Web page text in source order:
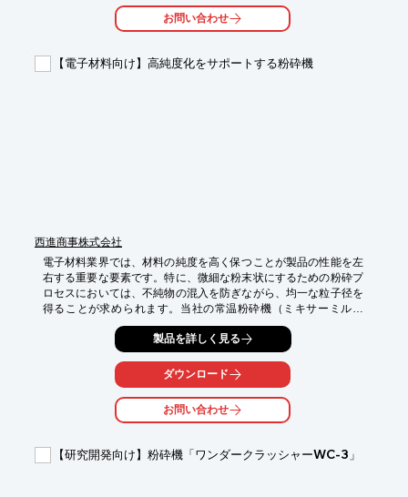
・微細繊維の品質評価
・研究開発におけるサンプル処理
・分解分級の困難な微粉体の篩過能力向上
お問い合わせ
【電子材料向け】高純度化をサポートする粉砕機
西進商事株式会社
電子材料業界では、材料の純度を高く保つことが製品の性能を左
右する重要な要素です。特に、微細な粉末状にするための粉砕プ
ロセスにおいては、不純物の混入を防ぎながら、均一な粒子径を
得ることが求められます。当社の常温粉砕機（ミキサーミル）
は、独自の方式でサンプルを粉砕・混合し、高純度化プロセスを
【活用シーン】
・XRF分析の前処理
・粉末試料の混合
・メカニカルアロイ
・高純度な粉末試料の調製
製品を詳しく見る
ダウンロード
お問い合わせ
【研究開発向け】粉砕機「ワンダークラッシャーWC-3」